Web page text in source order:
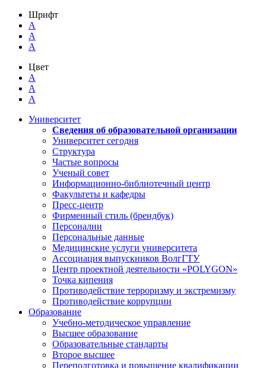
Шрифт
A
A
A
Цвет
A
A
A
Университет
Сведения об образовательной организации
Университет сегодня
Структура
Частые вопросы
Ученый совет
Информационно-библиотечный центр
Факультеты и кафедры
Пресс-центр
Фирменный стиль (брендбук)
Персоналии
Персональные данные
Медицинские услуги университета
Ассоциация выпускников ВолгГТУ
Центр проектной деятельности «POLYGON»
Точка кипения
Противодействие терроризму и экстремизму
Противодействие коррупции
Образование
Учебно-методическое управление
Высшее образование
Образовательные стандарты
Второе высшее
Переподготовка и повышение квалификации